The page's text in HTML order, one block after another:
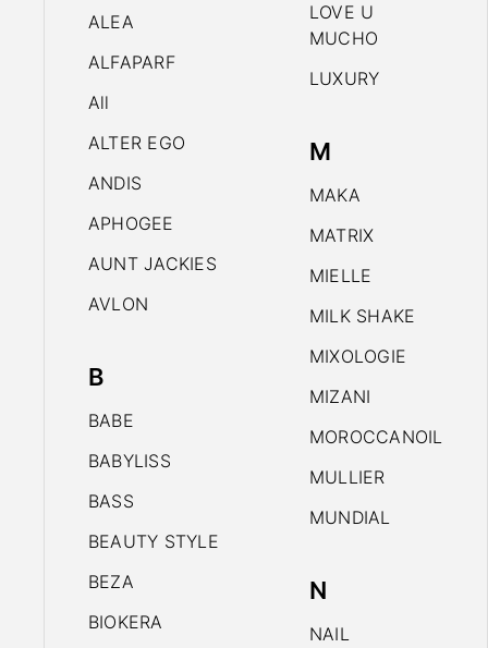
ALEA
ALFAPARF
All
ALTER EGO
ANDIS
APHOGEE
AUNT JACKIES
AVLON
B
BABE
BABYLISS
BASS
BEAUTY STYLE
BEZA
BIOKERA
LOVE U
MUCHO
LUXURY
M
MAKA
MATRIX
MIELLE
MILK SHAKE
MIXOLOGIE
MIZANI
MOROCCANOIL
MULLIER
MUNDIAL
N
NAIL